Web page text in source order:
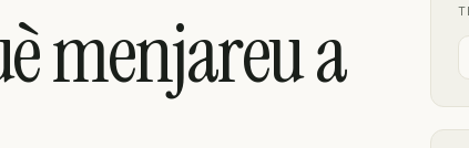
menjareu a